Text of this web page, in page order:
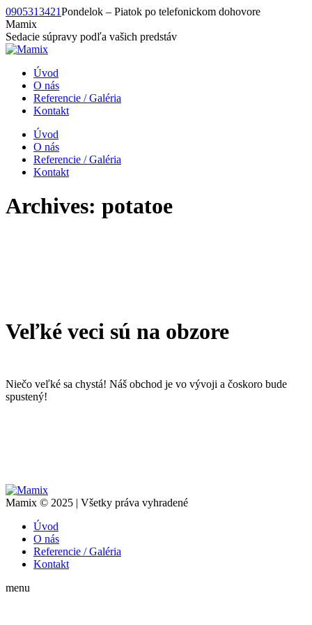
Skip
to
content
0905313421Pondelok – Piatok po telefonickom dohovore
Mamix
Sedacie súpravy podľa vašich predstáv
Úvod
O nás
Referencie / Galéria
Kontakt
Úvod
O nás
Referencie / Galéria
Kontakt
Archives: potatoe
Veľké veci sú na obzore
Niečo veľké sa chystá! Náš obchod je vo vývoji a čoskoro bude
spustený!
Mamix © 2025 | Všetky práva vyhradené
Úvod
O nás
Referencie / Galéria
Kontakt
menu